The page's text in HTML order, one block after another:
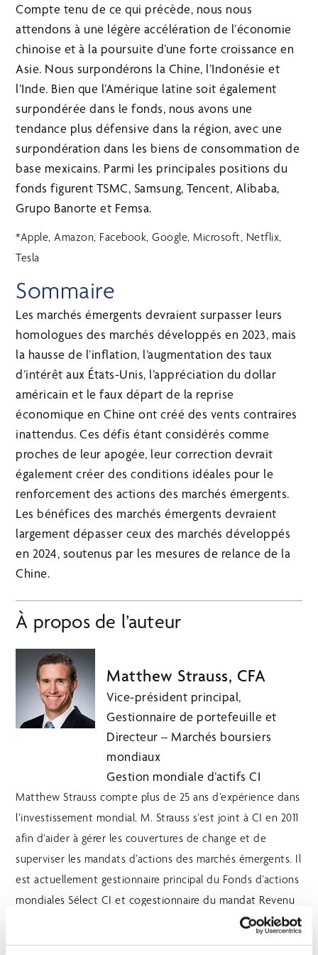
Compte tenu de ce qui précède, nous nous
attendons à une légère accélération de l’économie
chinoise et à la poursuite d’une forte croissance en
Asie. Nous surpondérons la Chine, l’Indonésie et
l’Inde. Bien que l’Amérique latine soit également
surpondérée dans le fonds, nous avons une
tendance plus défensive dans la région, avec une
surpondération dans les biens de consommation de
base mexicains. Parmi les principales positions du
fonds figurent TSMC, Samsung, Tencent, Alibaba,
Grupo Banorte et Femsa.
*Apple, Amazon, Facebook, Google, Microsoft, Netflix,
Tesla
Sommaire
Les marchés émergents devraient surpasser leurs
homologues des marchés développés en 2023, mais
la hausse de l’inflation, l’augmentation des taux
d’intérêt aux États-Unis, l’appréciation du dollar
américain et le faux départ de la reprise
économique en Chine ont créé des vents contraires
inattendus. Ces défis étant considérés comme
proches de leur apogée, leur correction devrait
également créer des conditions idéales pour le
renforcement des actions des marchés émergents.
Les bénéfices des marchés émergents devraient
largement dépasser ceux des marchés développés
en 2024, soutenus par les mesures de relance de la
Chine.
À propos de l’auteur
Matthew Strauss, CFA
Vice-président principal,
Gestionnaire de portefeuille et
Directeur – Marchés boursiers
mondiaux
Gestion mondiale d’actifs CI
Matthew Strauss compte plus de 25 ans d’expérience dans
l’investissement mondial. M. Strauss s’est joint à CI en 2011
afin d’aider à gérer les couvertures de change et de
superviser les mandats d’actions des marchés émergents. Il
est actuellement gestionnaire principal du Fonds d’actions
mondiales Sélect CI et cogestionnaire du mandat Revenu
et croissance mondiale CI. Il siège également au comité de